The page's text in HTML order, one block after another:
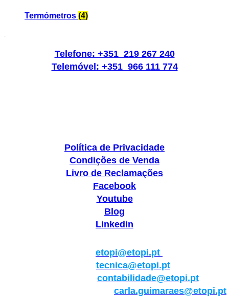
Termómetros (4)
.
Telefone: +351 219 267 240
Telemóvel: +351 966 111 774
Política de Privacidade
Condições de Venda
Livro de Reclamações
Facebook
Youtube
Blog
Linkedin
etopi@etopi.pt
tecnica@etopi.pt
contabilidade@etopi.pt
carla.guimaraes@etopi.pt